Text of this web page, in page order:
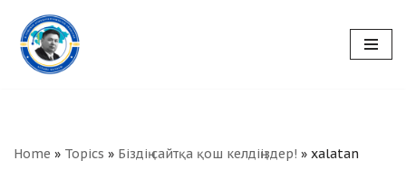
Skip
to
Home » Topics » Біздің сайтқа қош келдіңіздер! » xalatan